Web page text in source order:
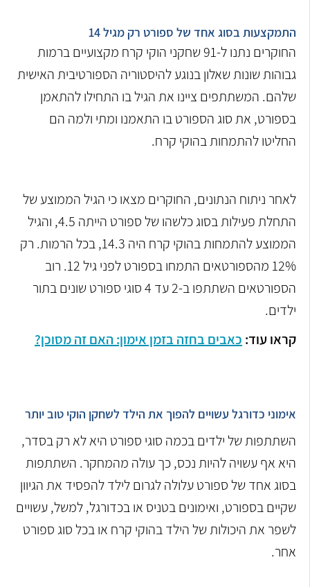
התמקצעות בסוג אחד של ספורט רק מגיל 14
החוקרים נתנו ל-91 שחקני הוקי קרח מקצועיים ברמות
גבוהות שונות שאלון בנוגע להיסטוריה הספורטיבית האישית
שלהם. המשתתפים ציינו את הגיל בו התחילו להתאמן
בספורט, את סוג הספורט בו התאמנו ומתי ולמה הם
החליטו להתמחות בהוקי קרח.
לאחר ניתוח הנתונים, החוקרים מצאו כי הגיל הממוצע של
התחלת פעילות בסוג כלשהו של ספורט הייתה 4.5, והגיל
הממוצע להתמחות בהוקי קרח היה 14.3, בכל הרמות. רק
12% מהספורטאים התמחו בספורט לפני גיל 12. רוב
הספורטאים השתתפו ב-2 עד 4 סוגי ספורט שונים בתור
ילדים.
קראו עוד: כאבים בחזה בזמן אימון: האם זה מסוכן?
אימוני כדורגל עשויים להפוך את הילד לשחקן הוקי טוב יותר
השתתפות של ילדים בכמה סוגי ספורט היא לא רק בסדר,
היא אף עשויה להיות נכס, כך עולה מהמחקר. השתתפות
בסוג אחד של ספורט עלולה לגרום לילד להפסיד את הגיוון
שקיים בספורט, ואימונים בטניס או בכדורגל, למשל, עשויים
לשפר את היכולות של הילד בהוקי קרח או בכל סוג ספורט
אחר.